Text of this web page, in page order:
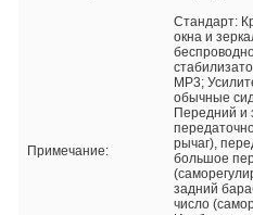
Примечание:
Стандарт:
окна и
MP3;
обычные
Передний и
рычаг),
большое
задний
число